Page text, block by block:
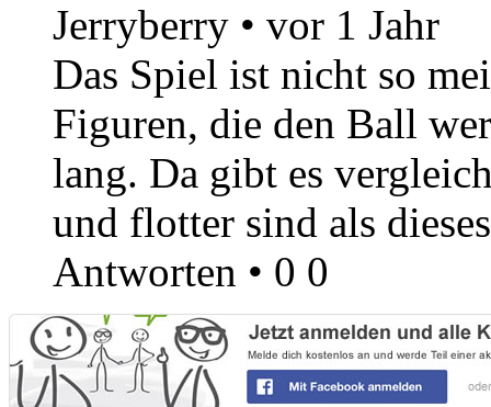
Jerryberry • vor 1 Jahr
Das Spiel ist nicht so
Figuren, die den Ball
lang. Da gibt es
und flotter sind als
Antworten • 0 0